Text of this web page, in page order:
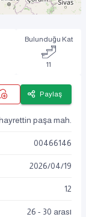
Bulunduğu Kat
11
Paylaş
paşa mah.
00466146
2026/04/19
12
26 - 30 arası